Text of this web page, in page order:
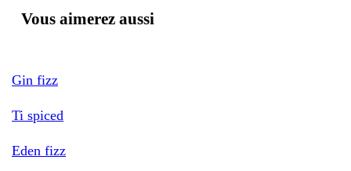
Vous aimerez aussi
Gin fizz
Ti spiced
Eden fizz